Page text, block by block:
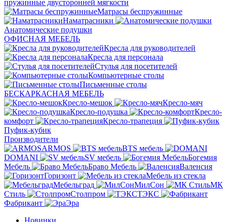
пружинные двусторонней мягкости
Матрасы беспружинные
Наматрасники
Анатомические подушки
ОФИСНАЯ МЕБЕЛЬ
Кресла для руководителей
Кресла для персонала
Стулья для посетителей
Компьютерные столы
Письменные столы
БЕСКАРКАСНАЯ МЕБЕЛЬ
Кресло-мешок
Кресло-мяч
Кресло-подушка
Кресло-
комфорт
Кресло-трапеция
Пуфик-кубик
Производители
ARMOS
BTS мебель
DOMANI
SV мебель
Богемия
Мебель
Браво Мебель
Валенсия
Горизонт
Мебель из стекла
Мебельград
МилСон
МК
Стиль
Столпром
ТЭКС
Фабрикант
Эра